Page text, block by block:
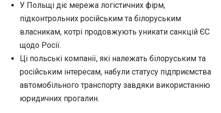
У Польщі діє мережа логістичних фірм,
підконтрольних російським та білоруським
власникам, котрі продовжують уникати санкцій ЄС
щодо Росії.
Ці польські компанії, які належать білоруським та
російським інтересам, набули статусу підприємства
автомобільного транспорту завдяки використанню
юридичних прогалин.